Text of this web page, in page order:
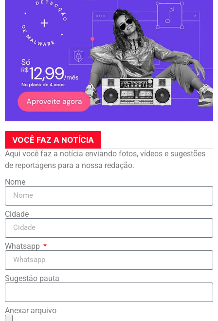
VOCÊ FAZ A NOTÍCIA
Aqui você faz a notícia enviando fotos, vídeos e sugestões
de reportagens para a nossa redação.
Nome
Cidade
Whatsapp
Sugestão pauta
Anexar arquivo